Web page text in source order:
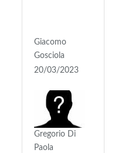
Giacomo
Gosciola
20/03/2023
Gregorio Di
Paola